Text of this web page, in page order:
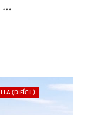
…
(DIFÍCIL)